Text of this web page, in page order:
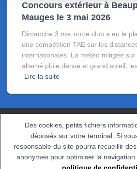
Concours extérieur à
Mauges le 3 mai 2026
Dimanche 3 mai notre club a eu le
une compétition TAE sur les
internationales. La météo mitigée
alterné pluie dense et grand soleil;
Lire la suite
CONTACT POLITIQUE DE
Hestia | Développé par
Des cookies, petits fichiers
déposés sur votre terminal. Si
responsable du site pourra recueillir
anonymes pour optimiser la navigation.